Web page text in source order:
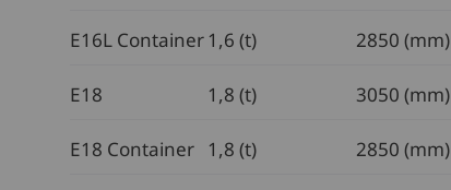
E16L Container1,6 (t) 2850 (mm)
E18 1,8 (t) 3050 (mm)
E18 Container 1,8 (t) 2850 (mm)